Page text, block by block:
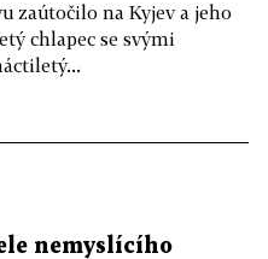
zaútočilo na Kyjev a jeho
chlapec se svými
nemyslícího